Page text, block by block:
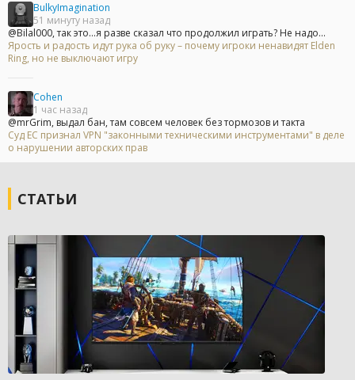
BulkyImagination
51 минуту назад
@Bilal000, так это...я разве сказал что продолжил играть? Не надо...
Ярость и радость идут рука об руку – почему игроки ненавидят Elden
Ring, но не выключают игру
Cohen
1 час назад
@mrGrim, выдал бан, там совсем человек без тормозов и такта
Суд ЕС признал VPN "законными техническими инструментами" в деле
о нарушении авторских прав
СТАТЬИ